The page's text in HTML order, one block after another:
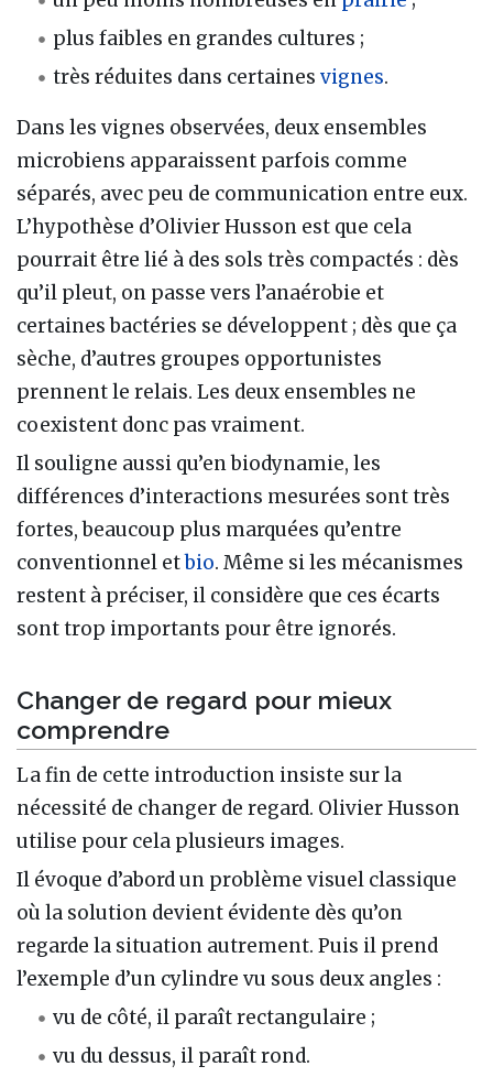
plus faibles en grandes cultures ;
très réduites dans certainesvignes.
Dans les vignes observées, deux ensembles
microbiens apparaissent parfois comme
séparés, avec peu de communication entre eux.
L’hypothèse d’Olivier Husson est que cela
pourrait être lié à des sols très compactés : dès
qu’il pleut, on passe vers l’anaérobie et
certaines bactéries se développent ; dès que ça
sèche, d’autres groupes opportunistes
prennent le relais. Les deux ensembles ne
coexistent donc pas vraiment.
Il souligne aussi qu’en biodynamie, les
différences d’interactions mesurées sont très
fortes, beaucoup plus marquées qu’entre
conventionnel etbio. Même si les mécanismes
restent à préciser, il considère que ces écarts
sont trop importants pour être ignorés.
Changer de regard pour mieux
comprendre
La fin de cette introduction insiste sur la
nécessité de changer de regard. Olivier Husson
utilise pour cela plusieurs images.
Il évoque d’abord un problème visuel classique
où la solution devient évidente dès qu’on
regarde la situation autrement. Puis il prend
l’exemple d’un cylindre vu sous deux angles :
vu de côté, il paraît rectangulaire ;
vu du dessus, il paraît rond.